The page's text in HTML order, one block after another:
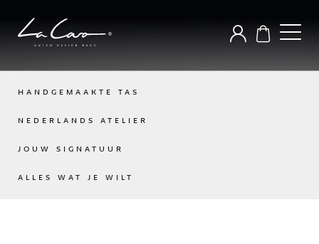
HANDGEMAAKTE TAS
NEDERLANDS ATELIER
JOUW SIGNATUUR
ALLES WAT JE WILT